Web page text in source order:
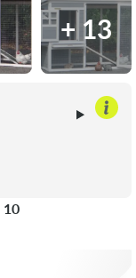
+ 13
10